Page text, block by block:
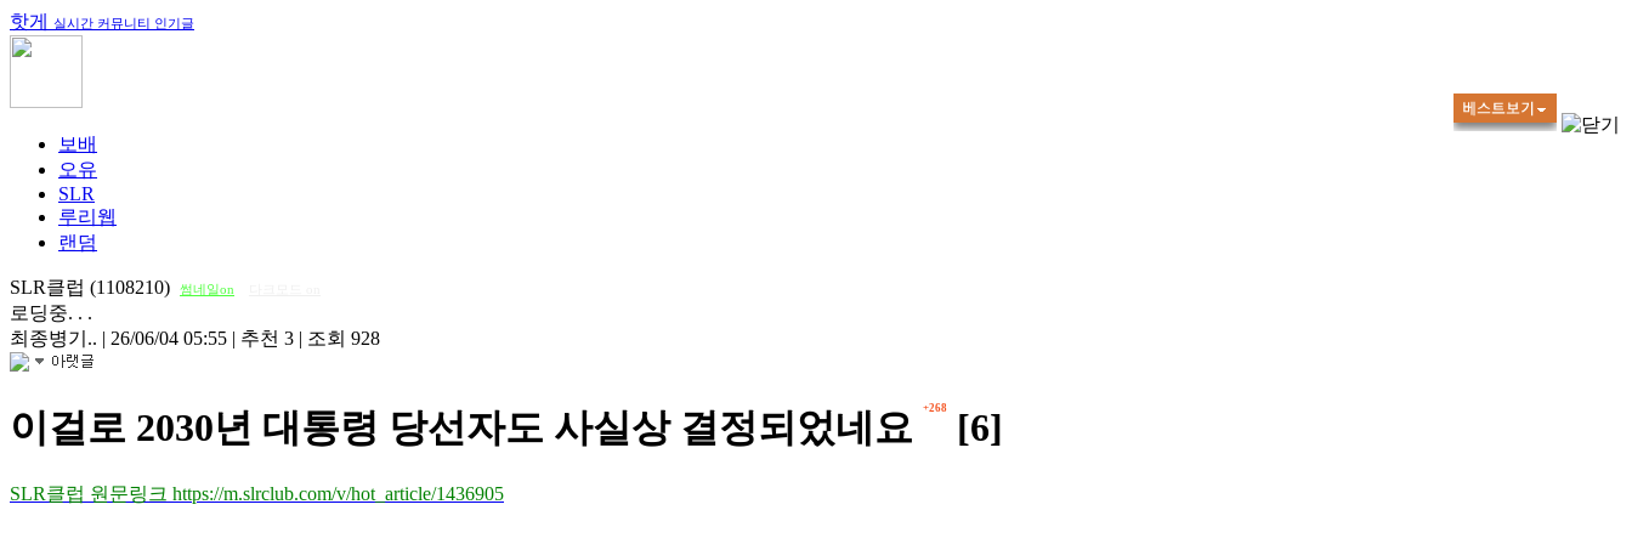
핫게 실시간 커뮤니티 인기글
보배
오유
SLR
루리웹
랜덤
SLR클럽 (1108210) 썸네일on
로딩중. . .
최종병기.. | 26/06/04 05:55 | 추천 3 | 조회 928
이걸로 2030년 대통령 당선자도 사실상 결정되었네요 +268 [6]
SLR클럽 원문링크 https://m.slrclub.com/v/hot_article/1436905